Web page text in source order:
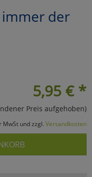
der
5,95 € *
Preis aufgehoben)
und zzgl. Versandkosten
Haupptseite